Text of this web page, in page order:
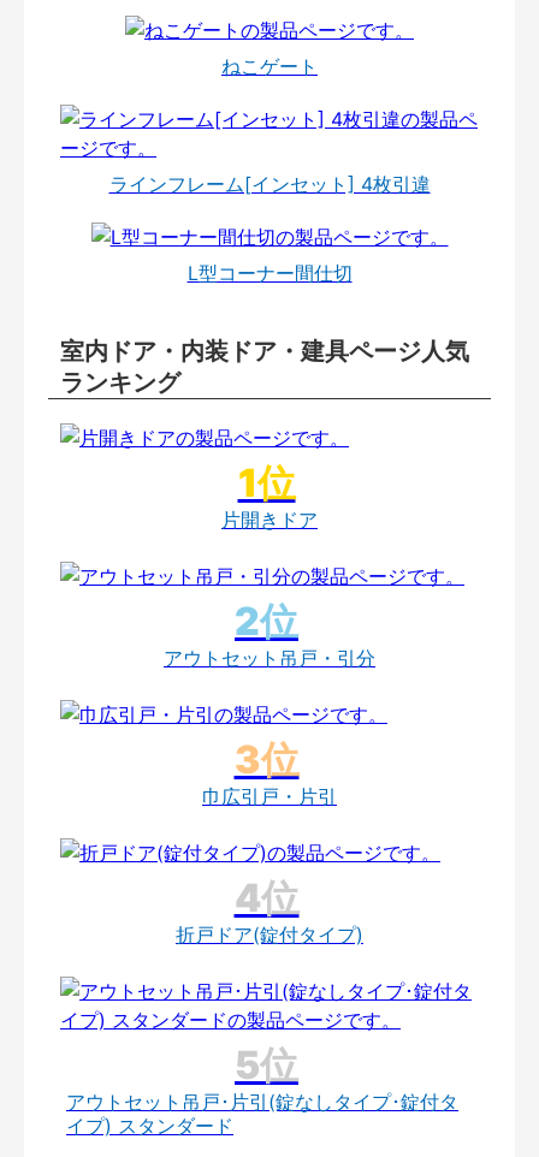
ねこゲート
ラインフレーム[インセット] 4枚引違
L型コーナー間仕切
室内ドア・内装ドア・建具ページ人気
ランキング
片開きドア
アウトセット吊戸・引分
巾広引戸・片引
折戸ドア(錠付タイプ)
アウトセット吊戸･片引(錠なしタイプ･錠付タ
イプ) スタンダード